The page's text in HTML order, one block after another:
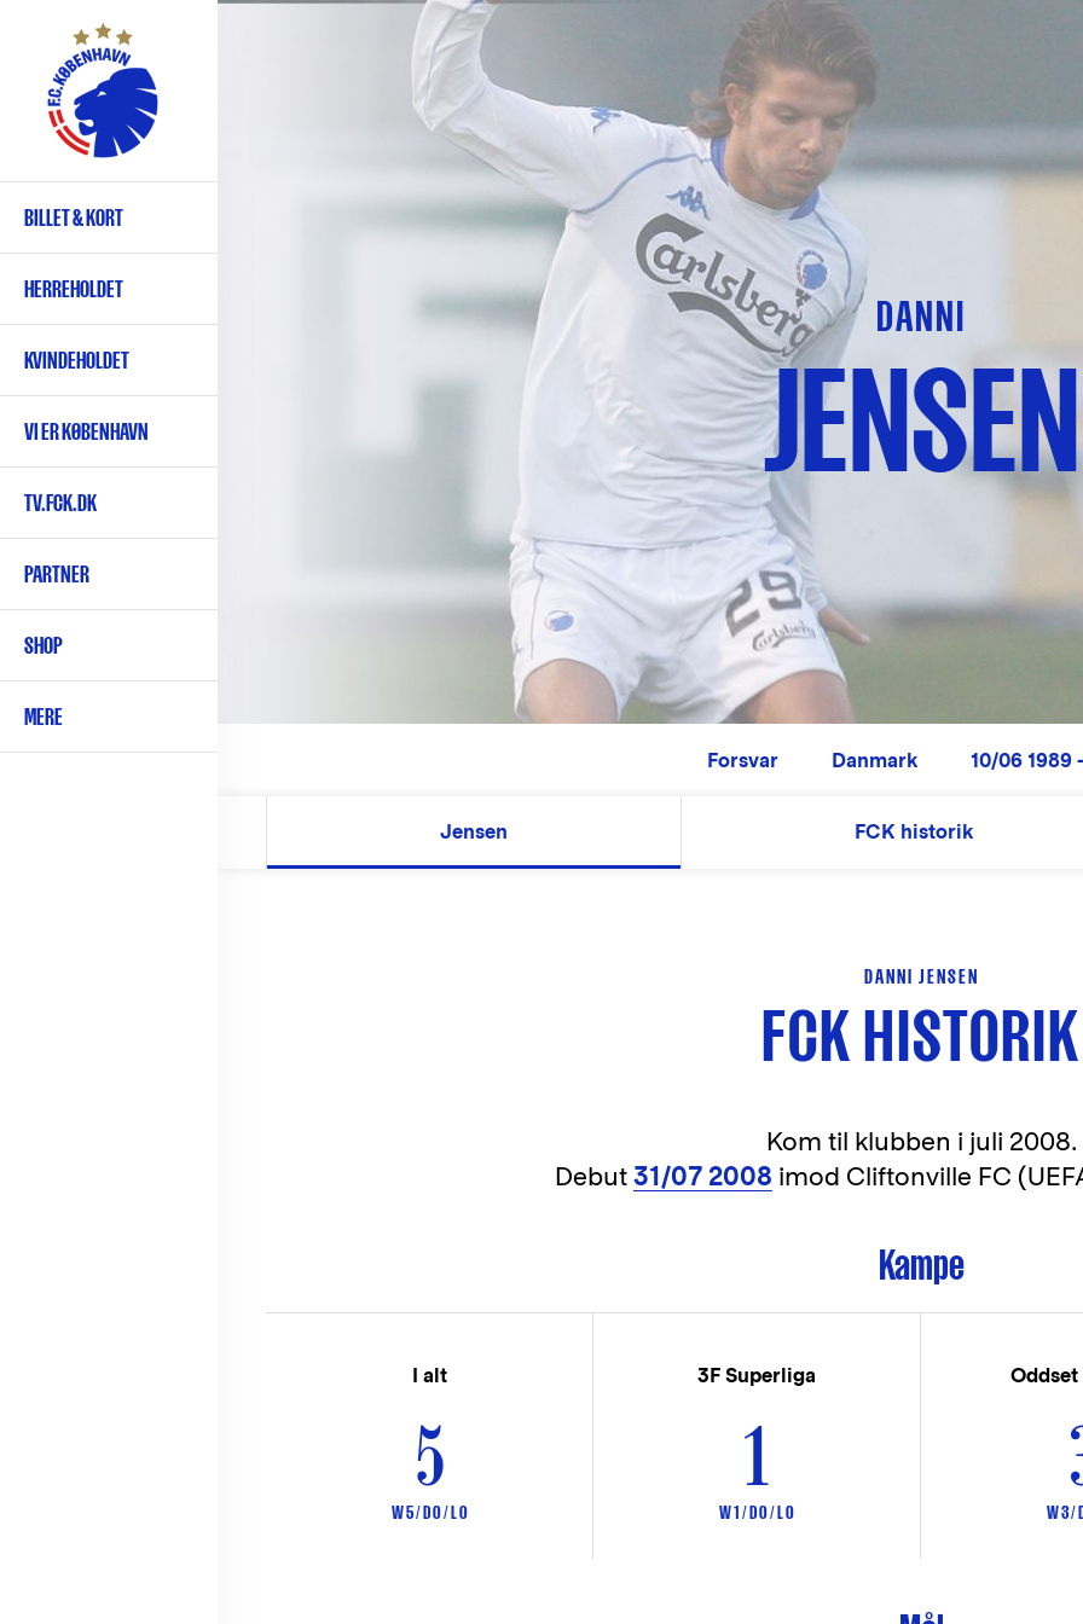
hovedindhold
Primær
navigation
BILLET & KORT
HERREHOLDET
KVINDEHOLDET
VI ER KØBENHAVN
TV.FCK.DK
PARTNER
SHOP
MERE
DANNI
JENSEN
Forsvar Danmark 10/06 1989
Jensen FCK historik
DANNI JENSEN
FCK HISTORIK
Kom til klubben i juli 2008.
Debut 31/07 2008 imod Cliftonville FC
Kampe
I alt
5
W 5 / D 0 / L 0
3F Superliga
1
W 1 / D 0 / L 0
Oddset
W 3 /